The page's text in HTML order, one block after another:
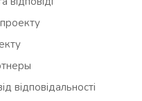
відповідальності